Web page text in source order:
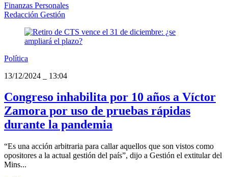
Finanzas Personales
Redacción Gestión
Política
13/12/2024
13:04
Congreso inhabilita por 10 años a Víctor
Zamora por uso de pruebas rápidas
durante la pandemia
“Es una acción arbitraria para callar aquellos que son vistos como
opositores a la actual gestión del país”, dijo a Gestión el extitular del
Mins...